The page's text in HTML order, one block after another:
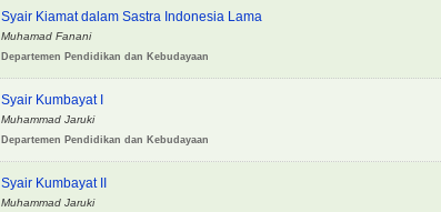
Syair Kiamat dalam Sastra Indonesia Lama
Muhamad Fanani
Departemen Pendidikan dan Kebudayaan
Syair Kumbayat I
Muhammad Jaruki
Departemen Pendidikan dan Kebudayaan
Syair Kumbayat II
Muhammad Jaruki